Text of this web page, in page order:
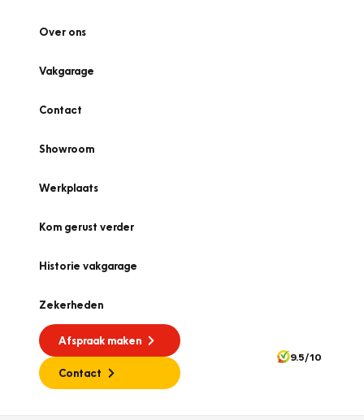
Over ons
Vakgarage
Contact
Showroom
Werkplaats
Kom gerust verder
Historie vakgarage
Zekerheden
Afspraak maken
Contact
9.5/10